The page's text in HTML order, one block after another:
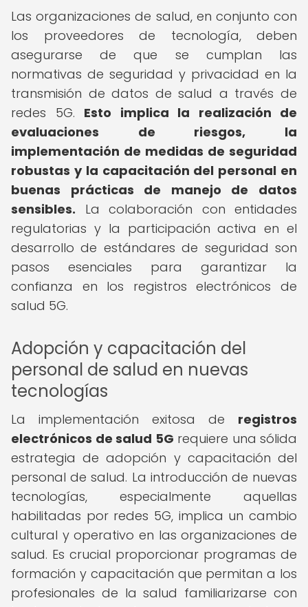
Las organizaciones de salud, en conjunto con
los proveedores de tecnología, deben
asegurarse de que se cumplan las
normativas de seguridad y privacidad en la
transmisión de datos de salud a través de
redes 5G. Esto implica la realización de
evaluaciones de riesgos, la
implementación de medidas de seguridad
robustas y la capacitación del personal en
buenas prácticas de manejo de datos
sensibles. La colaboración con entidades
regulatorias y la participación activa en el
desarrollo de estándares de seguridad son
pasos esenciales para garantizar la
confianza en los registros electrónicos de
salud 5G.
Adopción y capacitación del
personal de salud en nuevas
tecnologías
La implementación exitosa de registros
electrónicos de salud 5G requiere una sólida
estrategia de adopción y capacitación del
personal de salud. La introducción de nuevas
tecnologías, especialmente aquellas
habilitadas por redes 5G, implica un cambio
cultural y operativo en las organizaciones de
salud. Es crucial proporcionar programas de
formación y capacitación que permitan a los
profesionales de la salud familiarizarse con